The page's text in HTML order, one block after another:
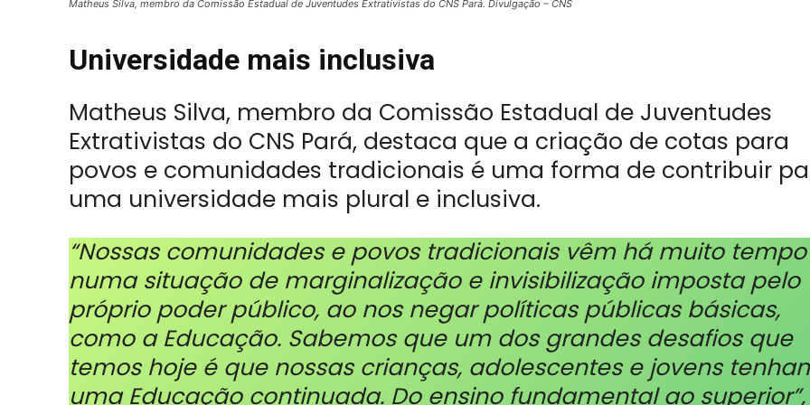
Matheus Silva, membro da Comissão Estadual de Juventudes Extrativistas do CNS Pará. Divulgação – CNS
Universidade mais inclusiva
Matheus Silva, membro da Comissão Estadual de Juventudes
Extrativistas do CNS Pará, destaca que a criação de cotas para
povos e comunidades tradicionais é uma forma de contribuir
uma universidade mais plural e inclusiva.
“Nossas comunidades e povos tradicionais vêm há muito tempo
numa situação de marginalização e invisibilização imposta pelo
próprio poder público, ao nos negar políticas públicas básicas,
como a Educação. Sabemos que um dos grandes desafios que
temos hoje é que nossas crianças, adolescentes e jovens
uma Educação continuada. Do ensino fundamental ao superior”,